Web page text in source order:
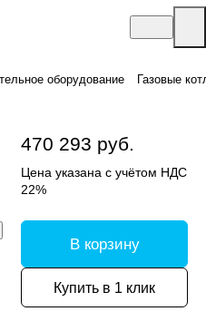
оборудование Газовые
470 293 руб.
Цена указана с учётом НДС
22%
В корзину
Купить в 1 клик